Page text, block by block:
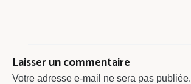
Laisser un commentaire
Votre adresse e-mail ne sera pas publiée.